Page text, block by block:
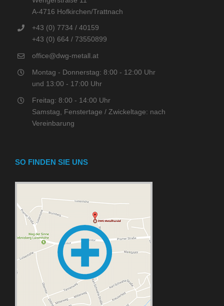
A-4716 Hofkirchen/Trattnach
+43 (0) 7734 / 40159
+43 (0) 664 / 73550899
office@dwg-metall.at
Montag - Donnerstag: 8:00 - 12:00 Uhr
und 13:00 - 17:00 Uhr
Freitag: 8:00 - 14:00 Uhr
Samstag, Fenstertage / Zwickeltage: nach
Vereinbarung
SO FINDEN SIE UNS